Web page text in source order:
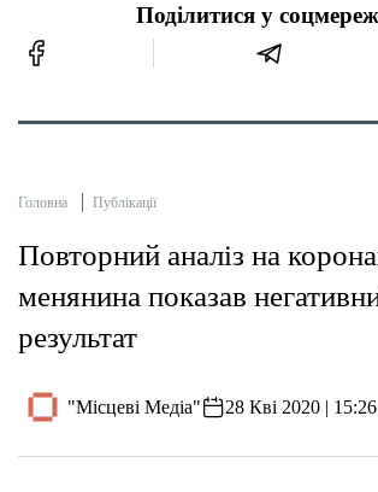
Поділитися у
Головна Публікації
Повторний аналіз на
менянина показав
результат
"Місцеві Медіа" 28 Кві 2020 | 15:26